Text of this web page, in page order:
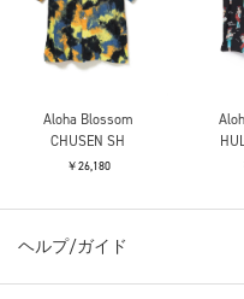
Aloha Blossom
CHUSEN SH
￥26,180
ヘルプ/ガイド